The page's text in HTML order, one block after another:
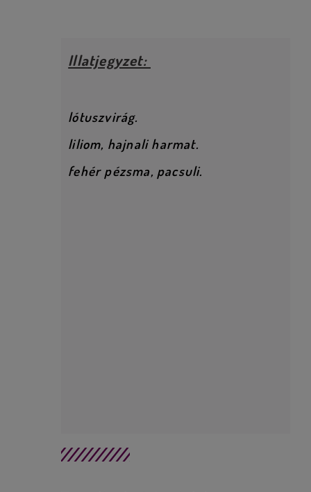
Illatjegyzet:
lótuszvirág.
liliom, hajnali harmat.
fehér pézsma, pacsuli.